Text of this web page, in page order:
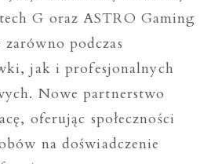
G oraz ASTRO Gaming
podczas
jak i profesjonalnych
Nowe partnerstwo
oferując społeczności
na doświadczenie